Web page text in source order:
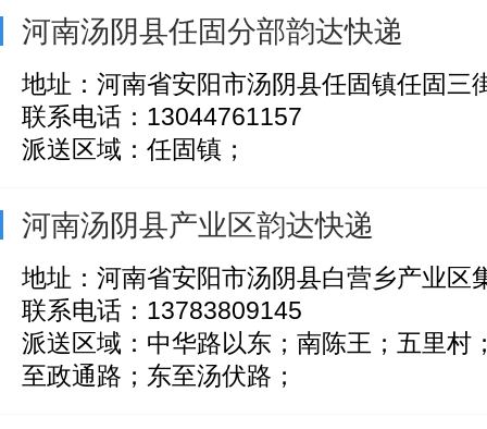
河南汤阴县任固分部韵达快递
地址：河南省安阳市汤阴县任固镇任固三
联系电话：13044761157
派送区域：任固镇；
河南汤阴县产业区韵达快递
地址：河南省安阳市汤阴县白营乡产业区
联系电话：13783809145
派送区域：中华路以东；南陈王；五里村
至政通路；东至汤伏路；